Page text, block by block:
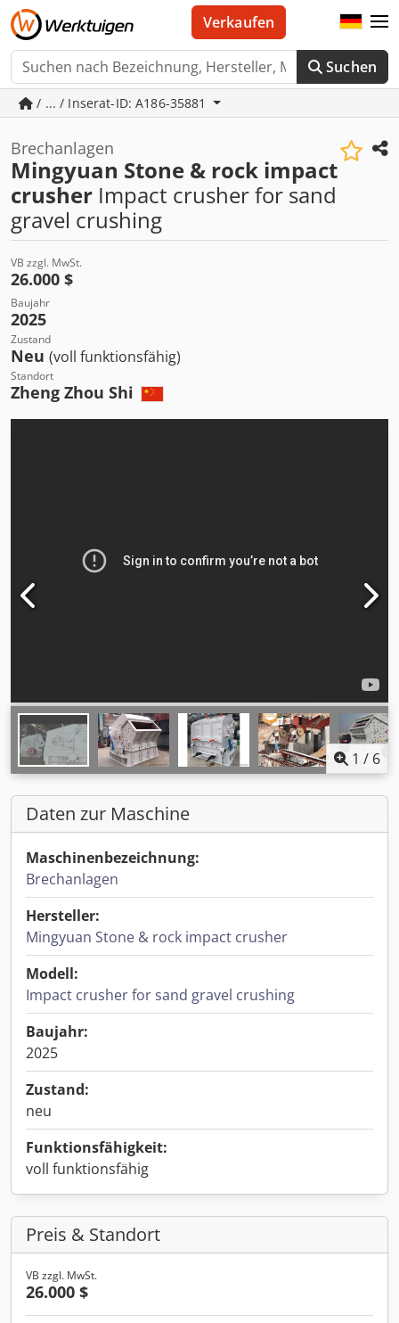
Suchen
Verkaufen
/ ... / Inserat-ID: A186-35881
Brechanlagen
Mingyuan Stone & rock impact
crusher Impact crusher for sand
gravel crushing
VB zzgl. MwSt.
26.000 $
Baujahr
2025
Zustand
Neu (voll funktionsfähig)
Standort
Zheng Zhou Shi
1 / 6
Daten zur Maschine
Maschinenbezeichnung:
Brechanlagen
Hersteller:
Mingyuan Stone & rock impact crusher
Modell:
Impact crusher for sand gravel crushing
Baujahr:
2025
Zustand:
neu
Funktionsfähigkeit:
voll funktionsfähig
Preis & Standort
VB zzgl. MwSt.
26.000 $